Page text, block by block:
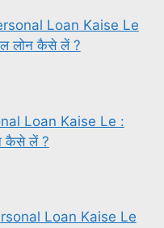
Loan Kaise Le
लोन कैसे लें ?
Loan Kaise Le :
कैसे लें ?
Loan Kaise Le